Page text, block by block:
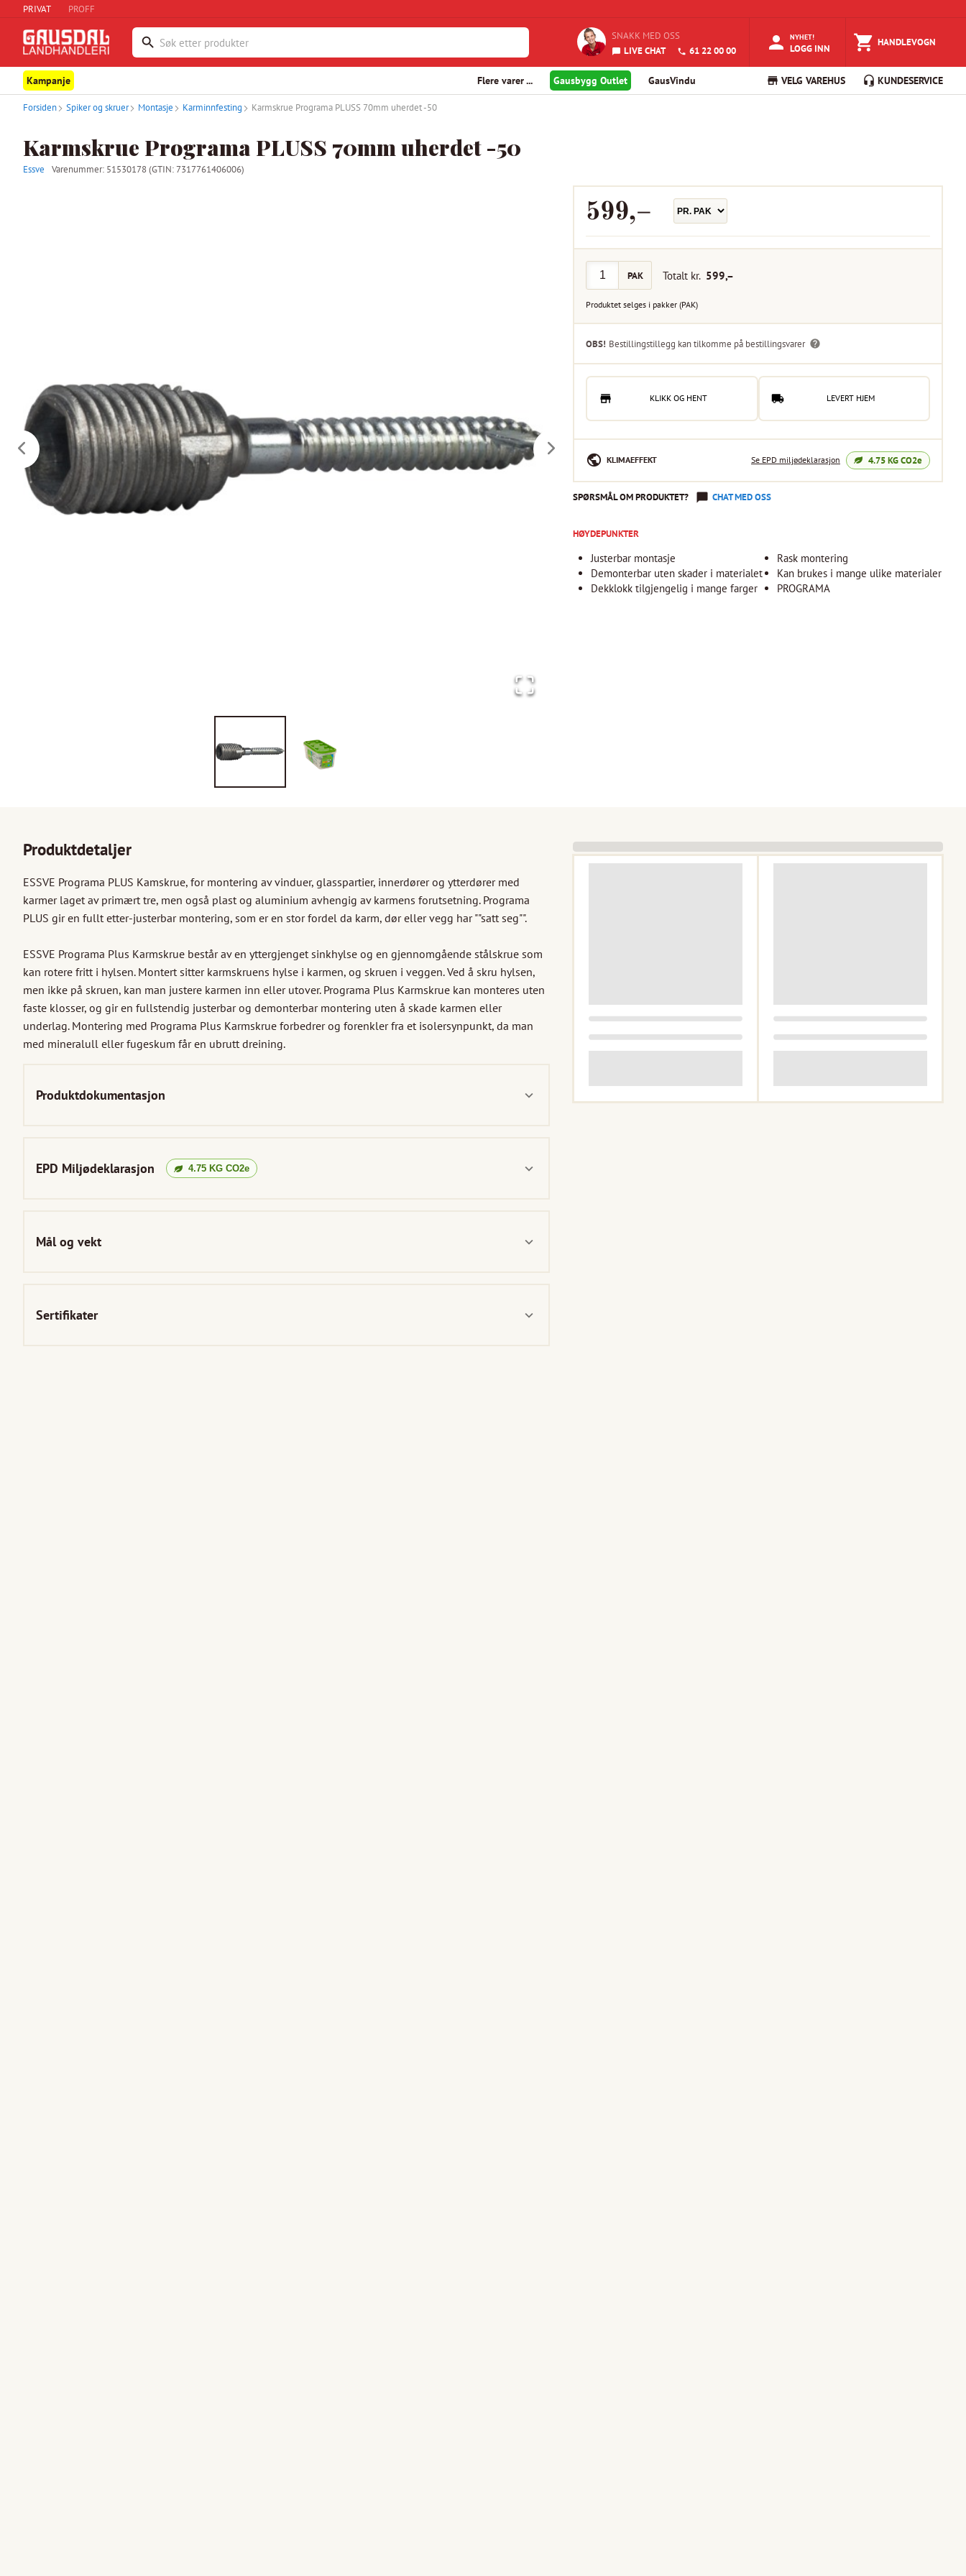
PRIVAT PROFF
SNAKK MED OSS
LIVE CHAT
61 22 00 00
NYHET!
LOGG INN HANDLEVOGN
Kampanje Flere varer ... Gausbygg Outlet GausVindu VELG VAREHUS KUNDESERVICE
Forsiden Spiker og skruer Montasje Karminnfesting Karmskrue Programa PLUSS 70mm uherdet -50
Karmskrue Programa PLUSS 70mm uherdet -50
Essve Varenummer: 51530178(GTIN: 7317761406006)
599,–
PAK Totalt kr. 599,–
Produktet selges i pakker (PAK)
OBS! Bestillingstillegg kan tilkomme på bestillingsvarer
KLIKK OG HENT LEVERT HJEM
KLIMAEFFEKT Se EPD miljødeklarasjon 4.75KG CO2e
SPØRSMÅL OM PRODUKTET? CHAT MED OSS
HØYDEPUNKTER
Justerbar montasje
Demonterbar uten skader i materialet
Dekklokk tilgjengelig i mange farger
Rask montering
Kan brukes i mange ulike materialer
PROGRAMA
Produktdetaljer
ESSVE Programa PLUS Kamskrue, for montering av vinduer, glasspartier, innerdører og ytterdører med
karmer laget av primært tre, men også plast og aluminium avhengig av karmens forutsetning. Programa
PLUS gir en fullt etter-justerbar montering, som er en stor fordel da karm, dør eller vegg har ""satt seg"".
ESSVE Programa Plus Karmskrue består av en yttergjenget sinkhylse og en gjennomgående stålskrue som
kan rotere fritt i hylsen. Montert sitter karmskruens hylse i karmen, og skruen i veggen. Ved å skru hylsen,
men ikke på skruen, kan man justere karmen inn eller utover. Programa Plus Karmskrue kan monteres uten
faste klosser, og gir en fullstendig justerbar og demonterbar montering uten å skade karmen eller
underlag. Montering med Programa Plus Karmskrue forbedrer og forenkler fra et isolersynpunkt, da man
med mineralull eller fugeskum får en ubrutt dreining.
Produktdokumentasjon
EPD Miljødeklarasjon 4.75 KG CO2e
Mål og vekt
Sertifikater